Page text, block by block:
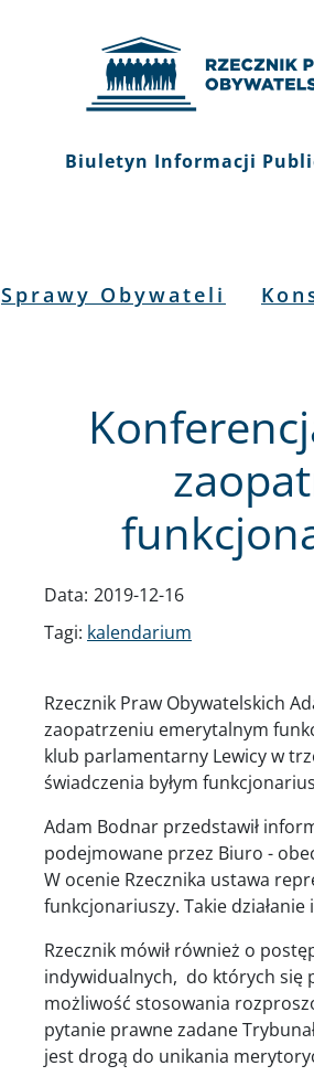
Biuletyn Informacji
Sprawy Obywateli
Data: 2019-12-16
Tagi: kalendarium
Rzecznik Praw Obywatelskich
zaopatrzeniu emerytalnym
klub parlamentarny Lewicy w
świadczenia byłym
Adam Bodnar przedstawił
podejmowane przez Biuro -
W ocenie Rzecznika ustawa
funkcjonariuszy. Takie
Rzecznik mówił również o
indywidualnych, do których się
możliwość stosowania
pytanie prawne zadane
jest drogą do unikania